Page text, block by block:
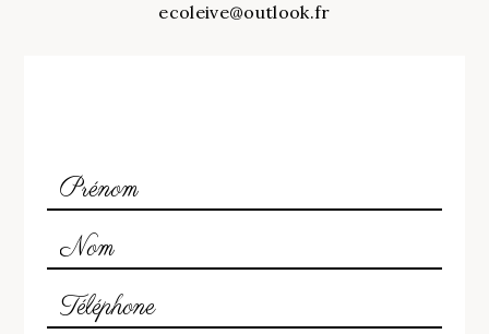
ecoleive@outlook.fr